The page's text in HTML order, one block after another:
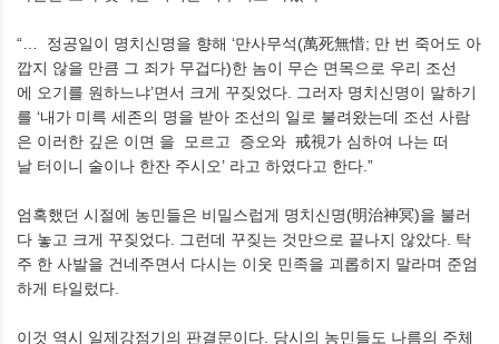
“… 정공일이 명치신명을 향해 ‘만사무석(萬死無惜; 만 번 죽어도 아
깝지 않을 만큼 그 죄가 무겁다)한 놈이 무슨 면목으로 우리 조선
에 오기를 원하느냐’면서 크게 꾸짖었다. 그러자 명치신명이 말하기
를 ‘내가 미륵 세존의 명을 받아 조선의 일로 불려왔는데 조선 사람
은 이러한 깊은 이면 을 모르고 증오와 戒視가 심하여 나는 떠
날 터이니 술이나 한잔 주시오’ 라고 하였다고 한다.”
엄혹했던 시절에 농민들은 비밀스럽게 명치신명(明治神冥)을 불러
다 놓고 크게 꾸짖었다. 그런데 꾸짖는 것만으로 끝나지 않았다. 탁
주 한 사발을 건네주면서 다시는 이웃 민족을 괴롭히지 말라며 준엄
하게 타일렀다.
이것 역시 일제강점기의 판결문이다. 당시의 농민들도 나름의 주체